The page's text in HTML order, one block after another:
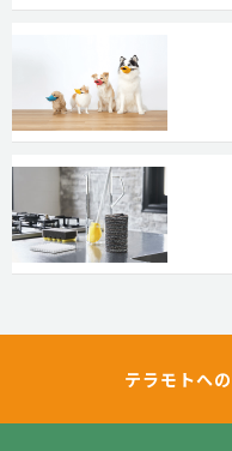
テラモトへ